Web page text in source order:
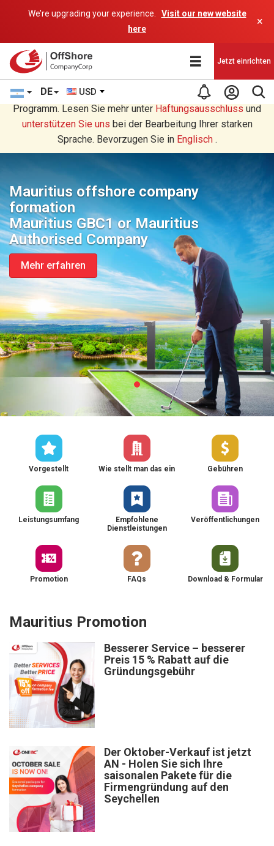
We’re upgrading your experience.
Visit our new website
here
×
DE USD
Jetzt einrichten
Sie lesen eine Deutsche Übersetzung durch ein AI-
Programm. Lesen Sie mehr unter Haftungsausschluss und
unterstützen Sie uns bei der Bearbeitung Ihrer starken
Sprache. Bevorzugen Sie in Englisch.
Mauritius offshore company
formation
Mauritius GBC1 or Mauritius
Authorised Company
Mehr erfahren
Vorgestellt Wie stellt man das ein Gebühren
Leistungsumfang
Empfohlene
Dienstleistungen
Veröffentlichungen
Promotion FAQs Download & Formular
Mauritius Promotion
Besserer Service – besserer
Preis 15 % Rabatt auf die
Gründungsgebühr
Der Oktober-Verkauf ist jetzt
AN - Holen Sie sich Ihre
saisonalen Pakete für die
Firmengründung auf den
Seychellen